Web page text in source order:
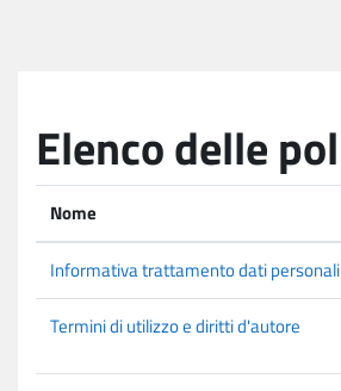
Elenco delle
Nome
Informativa trattamento dati personali
Termini di utilizzo e diritti d'autore